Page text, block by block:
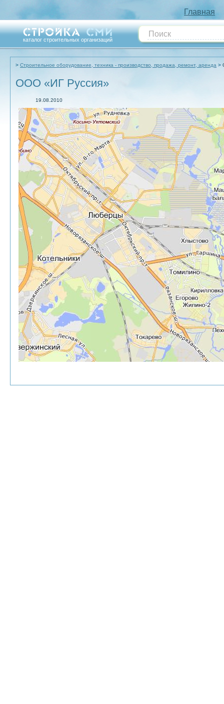
Главная
каталог строительных организаций
Строительное оборудование, техника - производство, продажа, ремонт, аренда
ООО «ИГ Руссия»
19.08.2010